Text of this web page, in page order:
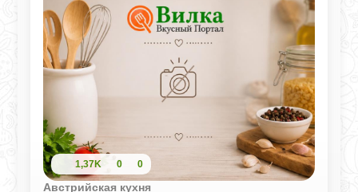
1,37K 0 0
Австрийская кухня